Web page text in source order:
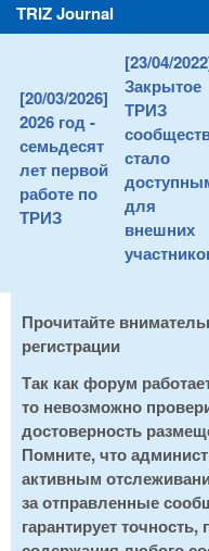
TRIZ Journal
[20/03/2026]
2026 год -
семьдесят
лет первой
работе по
ТРИЗ
[23/04/
Закрытое
ТРИЗ
стало
для
внешних
Прочитайте
регистрации
Так как форум
то невозможно
достоверность
Помните, что
активным
за отправленные
гарантирует